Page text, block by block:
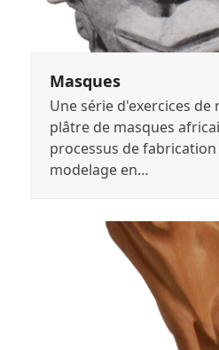
Masques
Une série d'exercices
plâtre de masques
processus de
modelage en…